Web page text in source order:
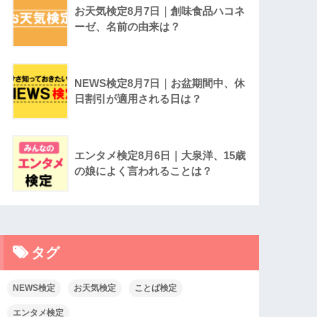
お天気検定8月7日｜創味食品ハコネ
ーゼ、名前の由来は？
NEWS検定8月7日｜お盆期間中、休
日割引が適用される日は？
エンタメ検定8月6日｜大泉洋、15歳
の娘によく言われることは？
タグ
NEWS検定 お天気検定 ことば検定
エンタメ検定